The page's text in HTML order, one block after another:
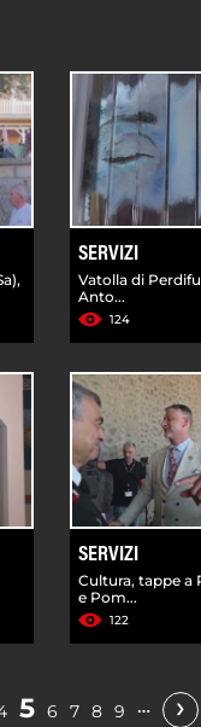
SERVIZI
Vatolla di
Anto...
124
SERVIZI
Cultura, tappe a
e Pom...
122
5 6 7 8 9 … ›